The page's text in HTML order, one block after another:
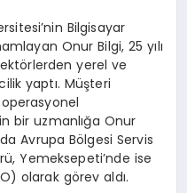
Bilgisayar
Onur Bilgi, 25 yılı
yerel ve
yaptı. Müşteri
bir uzmanlığa Onur
Avrupa Bölgesi Servis
Yemeksepeti’nde ise
olarak görev aldı.